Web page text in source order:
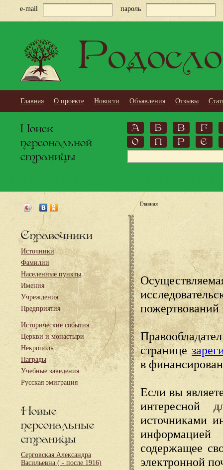
e-mail пароль
Главная О проекте Новости Объявления Отзывы
Поиск
персональной
страницы
А Б В
Г
О
П Р С
Справочники
Источники
Фамилии
Населенные пункты
Имения
Учреждения
Предприятия
Исторические события
Церкви и монастыри
Некрополь
Награды
Учебные заведения
Русская эмиграция
Новые
персональные
страницы
Серговская Александра
Васильевна ( - после 1916)
Главная
пожертвований
странице
в
Если вы
интересной
источниками
содержащее
электронной